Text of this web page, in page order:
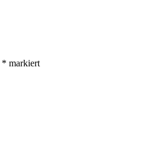
* markiert